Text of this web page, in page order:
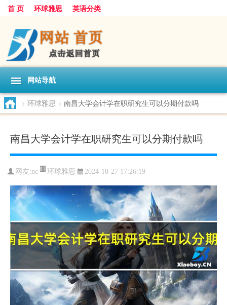
首 页 环球雅思 英语分类
网站导航
> 环球雅思 > 南昌大学会计学在职研究生可以分期付款吗
南昌大学会计学在职研究生可以分期付款吗
网友:nc 环球雅思 2024-10-27 17:26:19